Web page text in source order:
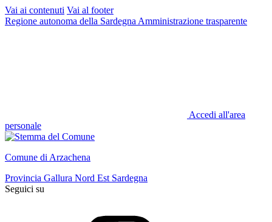
Vai ai contenuti Vai al footer
Regione autonoma della Sardegna Amministrazione trasparente
Accedi all'area
personale
Comune di Arzachena
Provincia Gallura Nord Est Sardegna
Seguici su